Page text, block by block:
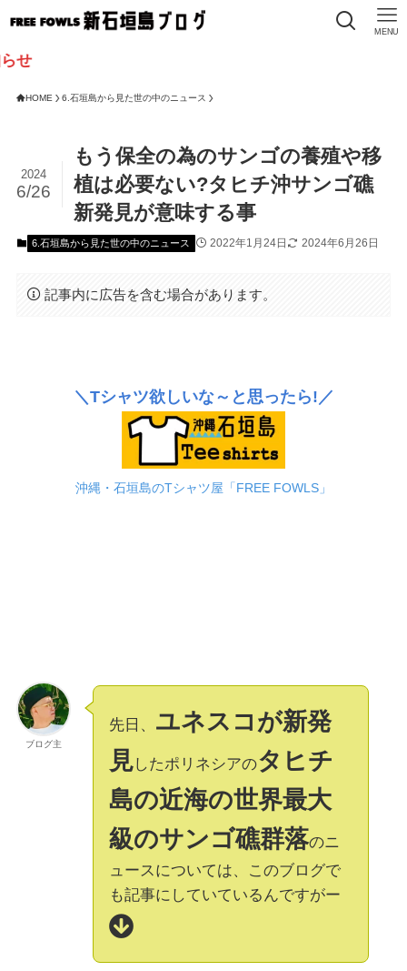
MENU
HOME 6.石垣島から見た世の中のニュース
もう保全の為のサンゴの養殖や移
植は必要ない?タヒチ沖サンゴ礁
新発見が意味する事
2024
6/26
6.石垣島から見た世の中のニュース 2022年1月24日 2024年6月26日
記事内に広告を含む場合があります。
＼Tシャツ欲しいな～と思ったら!／
沖縄・石垣島のTシャツ屋「FREE FOWLS」
ブログ主
先日、 ユネスコが新発
見したポリネシアのタヒチ
島の近海の世界最大
級のサンゴ礁群落のニ
ュースについては、このブログで
も記事にしていているんですがー